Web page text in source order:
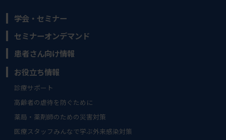
学会・セミナー
セミナーオンデマンド
患者さん向け情報
お役立ち情報
診療サポート
高齢者の虐待を防ぐために
薬局・薬剤師のための災害対策
医療スタッフみんなで学ぶ外来感染対策